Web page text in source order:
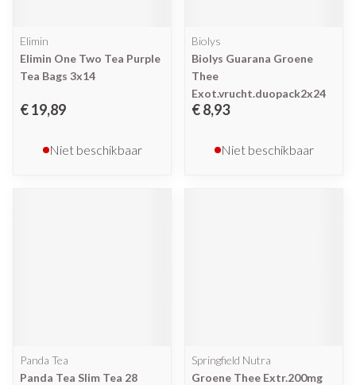
Elimin
Elimin One Two Tea Purple
Tea Bags 3x14
€ 19,89
Niet beschikbaar
Biolys
Biolys Guarana Groene
Thee
Exot.vrucht.duopack2x24
€ 8,93
Niet beschikbaar
Panda Tea
Panda Tea Slim Tea 28
Springfield Nutra
Groene Thee Extr.200mg